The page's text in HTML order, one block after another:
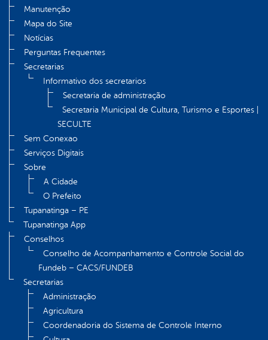
Manutenção
Mapa do Site
Notícias
Perguntas Frequentes
Secretarias
Informativo dos secretarios
Secretaria de administração
Secretaria Municipal de Cultura, Turismo e Esportes |
SECULTE
Sem Conexao
Serviços Digitais
Sobre
A Cidade
O Prefeito
Tupanatinga – PE
Tupanatinga App
Conselhos
Conselho de Acompanhamento e Controle Social do
Fundeb – CACS/FUNDEB
Secretarias
Administração
Agricultura
Coordenadoria do Sistema de Controle Interno